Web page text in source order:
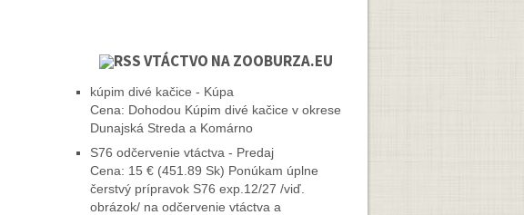
VTÁCTVO NA ZOOBURZA.EU
kúpim divé kačice - Kúpa
Cena: Dohodou Kúpim divé kačice v okrese
Dunajská Streda a Komárno
S76 odčervenie vtáctva - Predaj
Cena: 15 € (451.89 Sk) Ponúkam úplne
čerstvý prípravok S76 exp.12/27 /viď.
obrázok/ na odčervenie vtáctva a